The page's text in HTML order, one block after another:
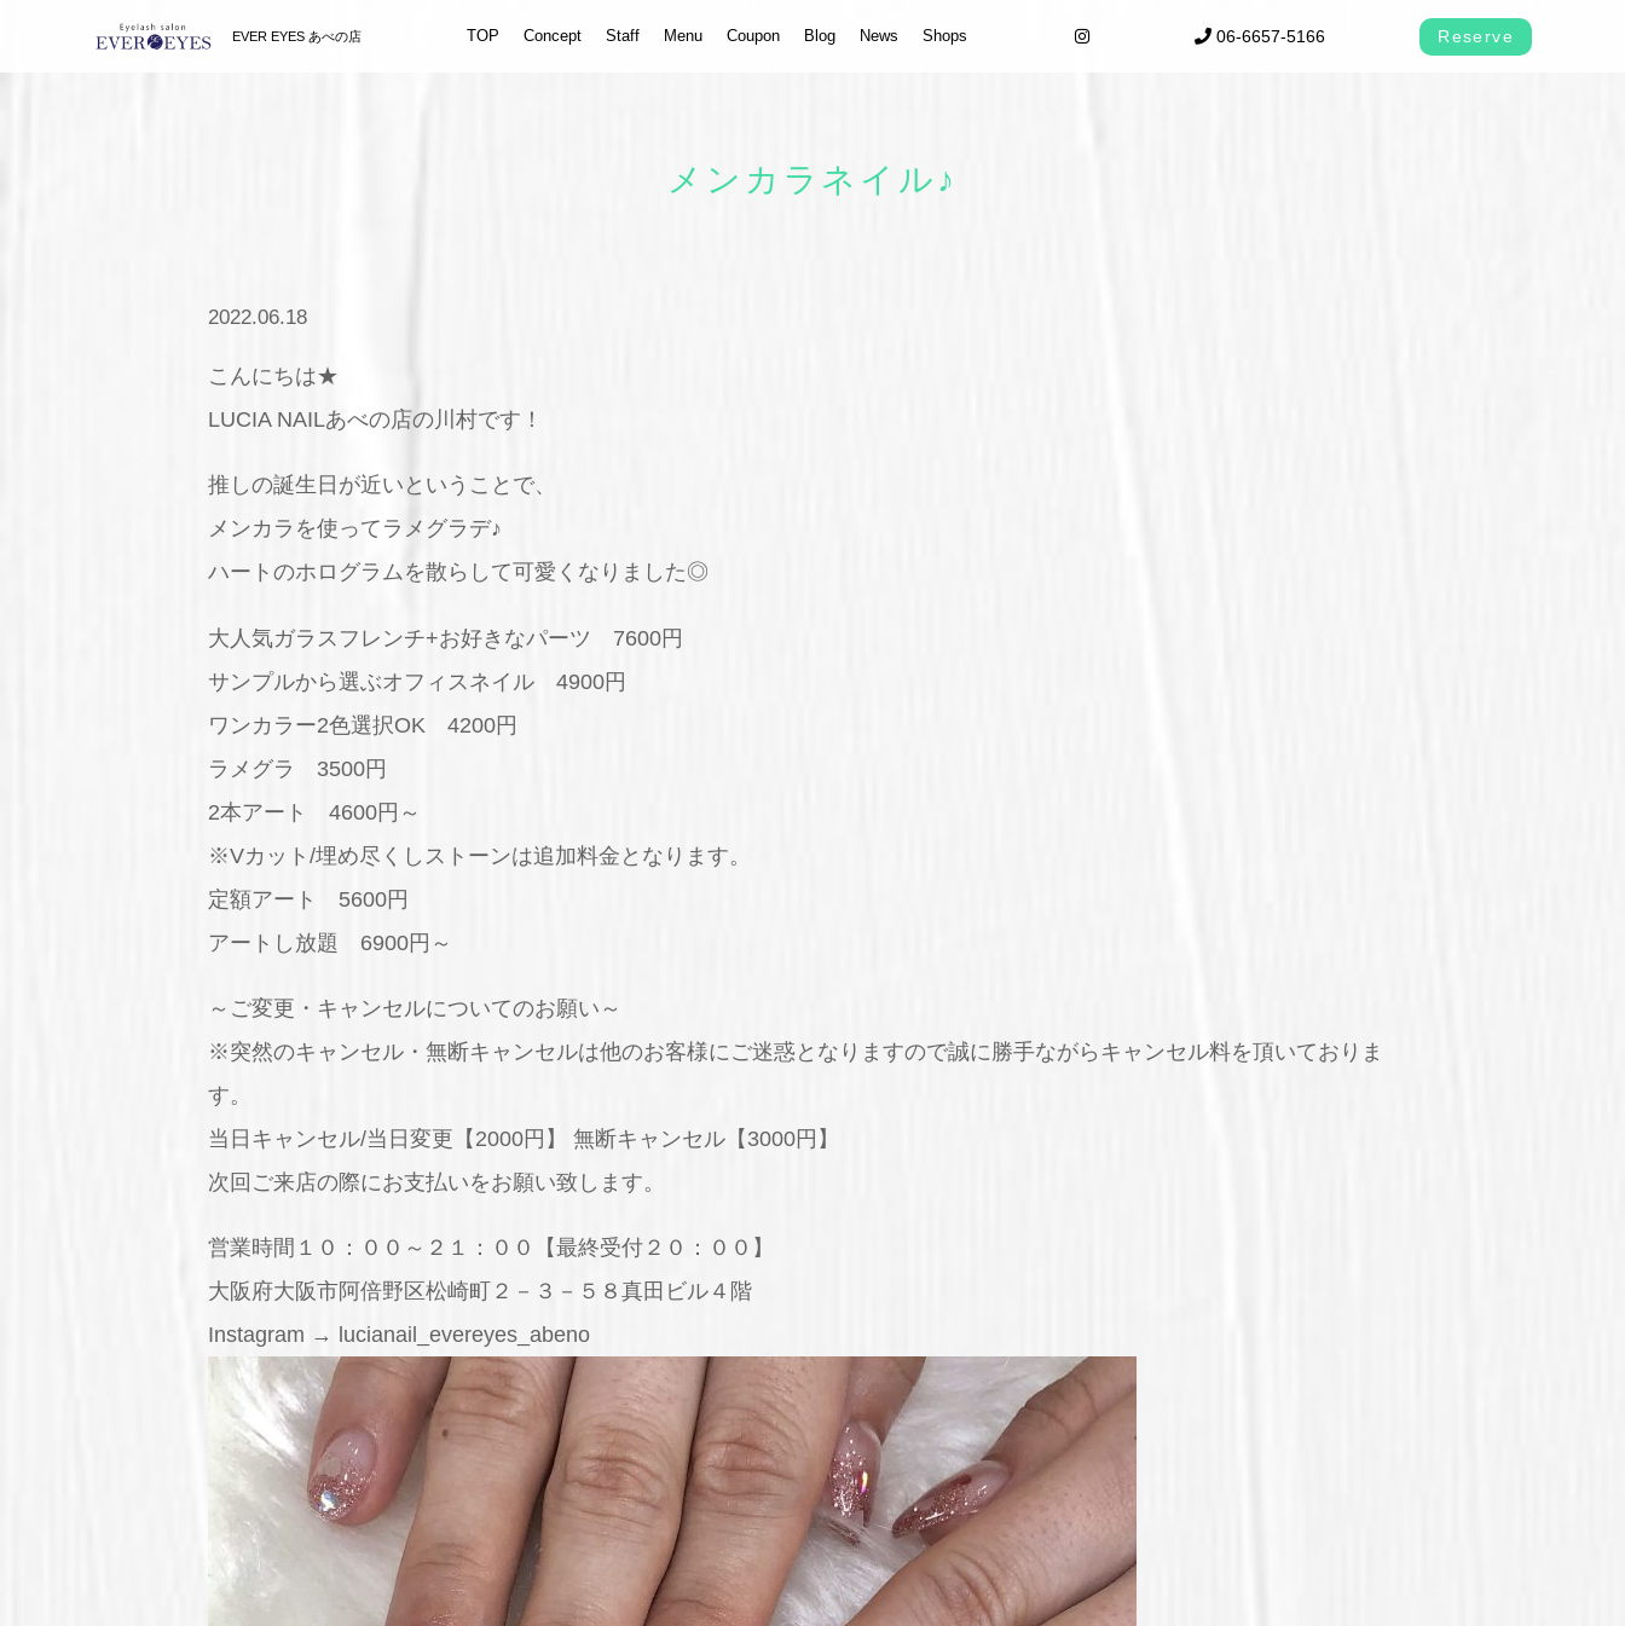
EVER EYES あべの店 TOP Concept Staff Menu Coupon Blog News Shops 06-6657-5166 Reserve
メンカラネイル♪
2022.06.18
こんにちは★
LUCIA NAILあべの店の川村です！
推しの誕生日が近いということで、
メンカラを使ってラメグラデ♪
ハートのホログラムを散らして可愛くなりました◎
大人気ガラスフレンチ+お好きなパーツ 7600円
サンプルから選ぶオフィスネイル 4900円
ワンカラー2色選択OK 4200円
ラメグラ 3500円
2本アート 4600円～
※Vカット/埋め尽くしストーンは追加料金となります。
定額アート 5600円
アートし放題 6900円～
～ご変更・キャンセルについてのお願い～
※突然のキャンセル・無断キャンセルは他のお客様にご迷惑となりますので誠に勝手ながらキャンセル料を頂いておりま
す。
当日キャンセル/当日変更【2000円】 無断キャンセル【3000円】
次回ご来店の際にお支払いをお願い致します。
営業時間１０：００～２１：００【最終受付２０：００】
大阪府大阪市阿倍野区松崎町２－３－５８真田ビル４階
Instagram → lucianail_evereyes_abeno